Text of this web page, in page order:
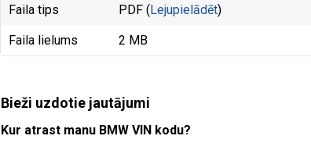
Faila tips PDF (Lejupielādēt)
Faila lielums 2 MB
Bieži uzdotie jautājumi
Kur atrast manu BMW VIN kodu?